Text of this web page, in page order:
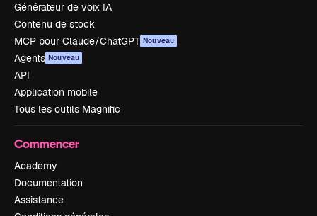
Générateur de voix IA
Contenu de stock
MCP pour Claude/ChatGPT Nouveau
Agents Nouveau
API
Application mobile
Tous les outils Magnific
Commencer
Academy
Documentation
Assistance